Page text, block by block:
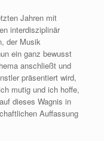
Jahren mit
interdisziplinär
der Musik
ein ganz bewusst
anschließt und
präsentiert wird,
mutig und ich hoffe,
dieses Wagnis in
Auffassung